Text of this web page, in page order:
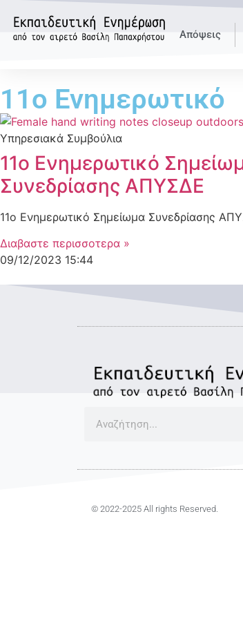
Απόψεις
11ο Ενημερωτικό
Υπηρεσιακά Συμβούλια
11ο Ενημερωτικό
Συνεδρίασης ΑΠΥΣΔΕ
11ο Ενημερωτικό Σημείωμα Συνεδρίασης
Διαβαστε περισσοτερα »
09/12/2023 15:44
© 2022-2025 All rights Reserved.